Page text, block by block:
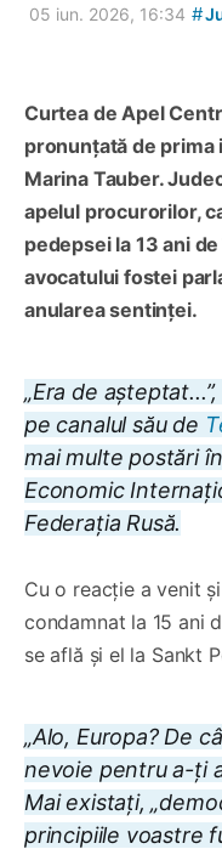
05 iun. 2026, 16:34 #
Curtea de Apel
pronunțată de
Marina Tauber.
apelul procurorilor,
pedepsei la 13 ani
avocatului fostei
anularea sentinței.
„Era de
pe canalul său de
mai multe postări
Economic
Federația Rusă.
Cu o reacție a venit
condamnat la 15 ani
se află și el la Sankt
„Alo, Europa? De
nevoie pentru a-ți
Mai existați,
principiile voastre